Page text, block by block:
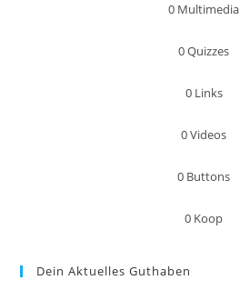
0 Multimedia
0Quizzes
0 Links
0Videos
0 Buttons
0 Koop
Dein Aktuelles Guthaben